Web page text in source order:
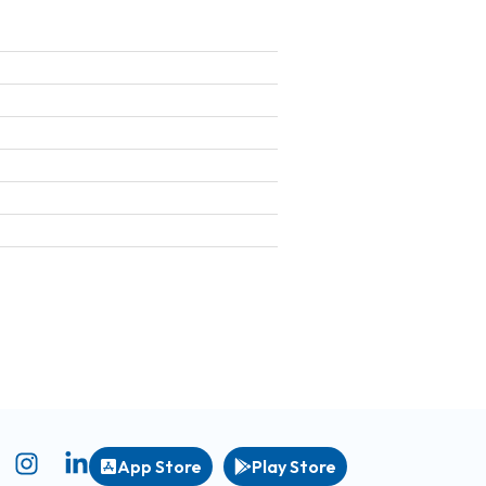
App Store Play Store